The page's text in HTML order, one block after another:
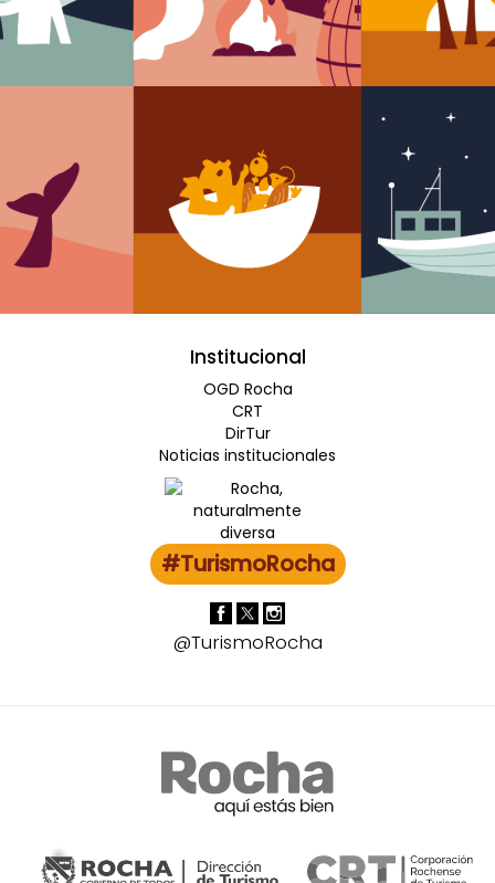
Institucional
OGD Rocha
CRT
DirTur
Noticias institucionales
#TurismoRocha
@TurismoRocha